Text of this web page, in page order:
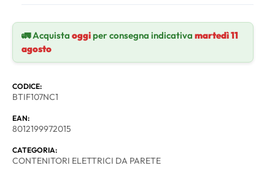
🚛 Acquista oggiper consegna indicativa martedì 11
agosto
CODICE:
BTIF107NC1
EAN:
8012199972015
CATEGORIA:
CONTENITORI ELETTRICI DA PARETE